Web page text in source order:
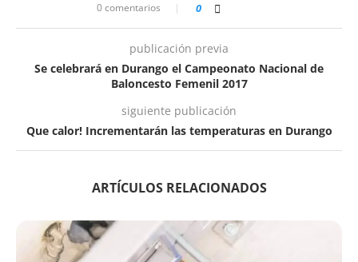
0 comentarios 0
publicación previa
Se celebrará en Durango el Campeonato Nacional de
Baloncesto Femenil 2017
siguiente publicación
Que calor! Incrementarán las temperaturas en Durango
ARTÍCULOS RELACIONADOS